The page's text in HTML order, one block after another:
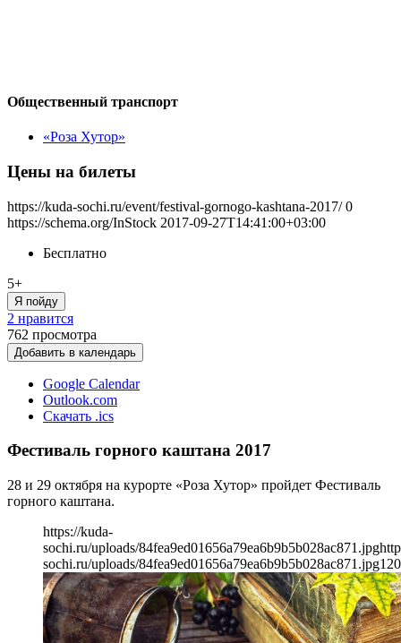
Общественный транспорт
«Роза Хутор»
Цены на билеты
https://kuda-sochi.ru/event/festival-gornogo-kashtana-2017/ 0
https://schema.org/InStock 2017-09-27T14:41:00+03:00
Бесплатно
5+
Я пойду
2 нравится
762 просмотра
Добавить в календарь
Google Calendar
Outlook.com
Скачать .ics
Фестиваль горного каштана 2017
28 и 29 октября на курорте «Роза Хутор» пройдет Фестиваль
горного каштана.
https://kuda-
sochi.ru/uploads/84fea9ed01656a79ea6b9b5b028ac871.jpg
sochi.ru/uploads/84fea9ed01656a79ea6b9b5b028ac871.jpg